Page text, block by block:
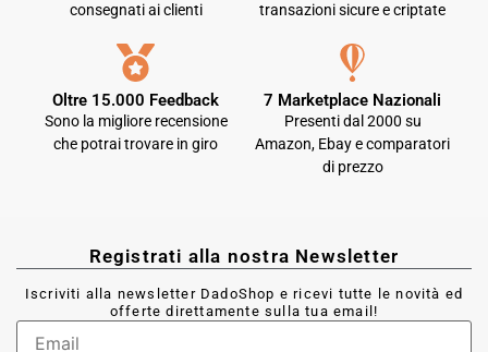
consegnati ai clienti
transazioni sicure e criptate
Oltre 15.000 Feedback
Sono la migliore recensione
che potrai trovare in giro
7 Marketplace Nazionali
Presenti dal 2000 su
Amazon, Ebay e comparatori
di prezzo
Registrati alla nostra Newsletter
Iscriviti alla newsletter DadoShop e ricevi tutte le novità ed
offerte direttamente sulla tua email!